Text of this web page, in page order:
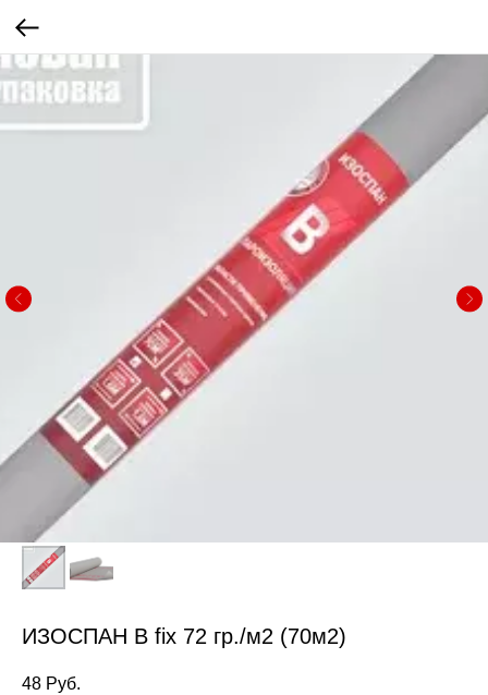
ИЗОСПАН В fix 72 гр./м2 (70м2)
48 Руб.